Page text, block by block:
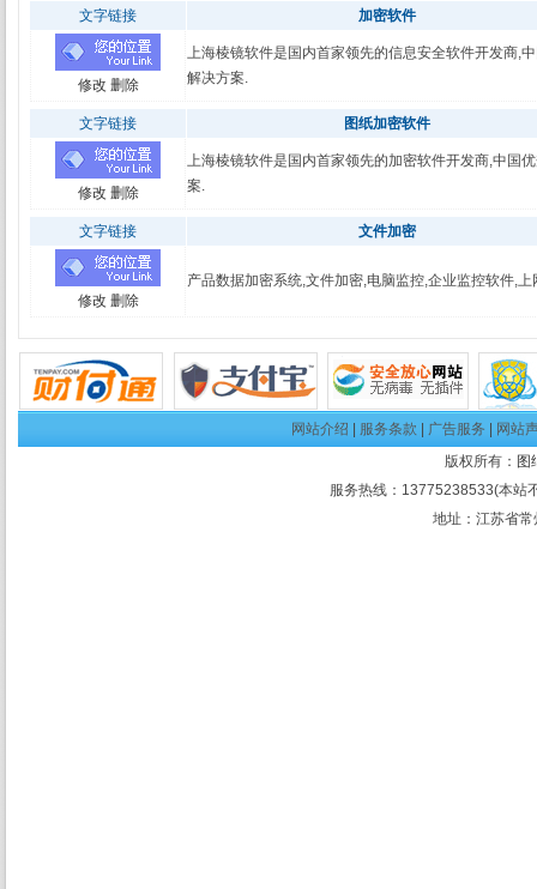
文字链接 加密软件
修改 删除
上海棱镜软件是国内首家领先的信息安全软件开发商,
解决方案.
文字链接 图纸加密软件
修改 删除
上海棱镜软件是国内首家领先的加密软件开发商,中国
案.
文字链接 文件加密
修改 删除
产品数据加密系统,文件加密,电脑监控,企业监控软件,
网站介绍 服务条款 广告服务
网站
版权所有： 图
服务热线：13775238533(本站
地址：江苏省